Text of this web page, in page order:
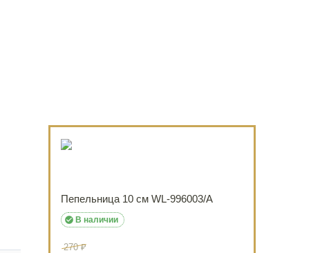
Пепельница 10 см WL‑996003/A
В наличии

270 ₽